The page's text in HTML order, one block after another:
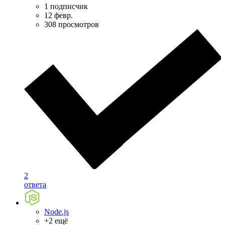
1 подписчик
12 февр.
308 просмотров
2
ответа
Node.js
+2 ещё